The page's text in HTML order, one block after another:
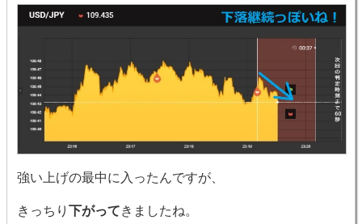
強い上げの最中に入ったんですが、
きっちり 下がってきましたね。